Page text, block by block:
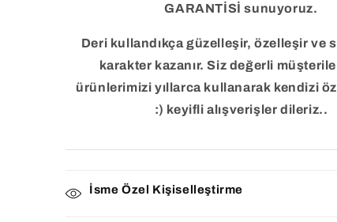
GARANTİSİ sunuyoruz.
Deri kullandıkça güzelleşir, özelleşir ve
karakter kazanır. Siz değerli
ürünlerimizi yıllarca kullanarak kendizi
:) keyifli alışverişler dileriz..
İsme Özel Kişiselleştirme